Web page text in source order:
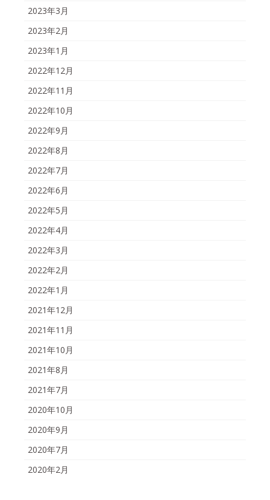
2023年3月
2023年2月
2023年1月
2022年12月
2022年11月
2022年10月
2022年9月
2022年8月
2022年7月
2022年6月
2022年5月
2022年4月
2022年3月
2022年2月
2022年1月
2021年12月
2021年11月
2021年10月
2021年8月
2021年7月
2020年10月
2020年9月
2020年7月
2020年2月